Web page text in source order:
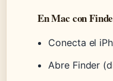
En Mac con
Conecta el
Abre Finder